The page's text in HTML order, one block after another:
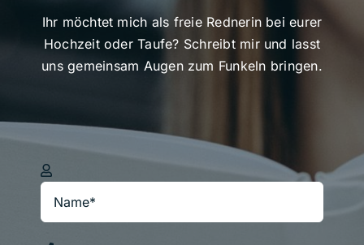
Ihr möchtet mich als freie Rednerin bei eurer
Hochzeit oder Taufe? Schreibt mir und lasst
uns gemeinsam Augen zum Funkeln bringen.